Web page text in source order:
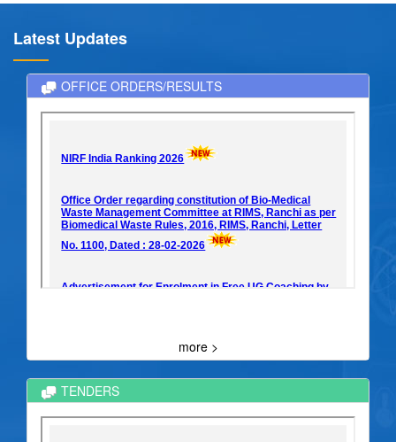
Latest Updates
OFFICE ORDERS/RESULTS
more >
TENDERS